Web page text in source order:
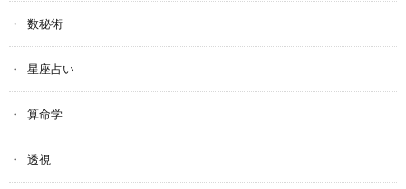
数秘術
星座占い
算命学
透視